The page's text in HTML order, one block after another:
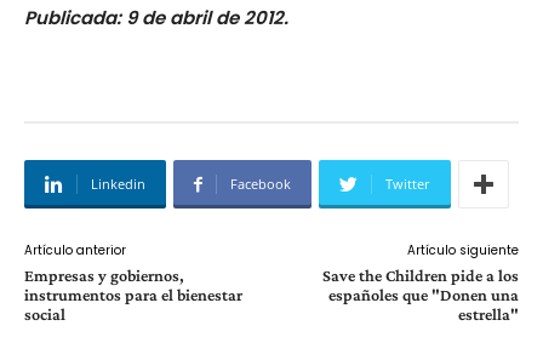
Publicada: 9 de abril de 2012.
Linkedin Facebook Twitter
Artículo anterior
Empresas y gobiernos,
instrumentos para el bienestar
social
Artículo siguiente
Save the Children pide a los
españoles que "Donen una
estrella"